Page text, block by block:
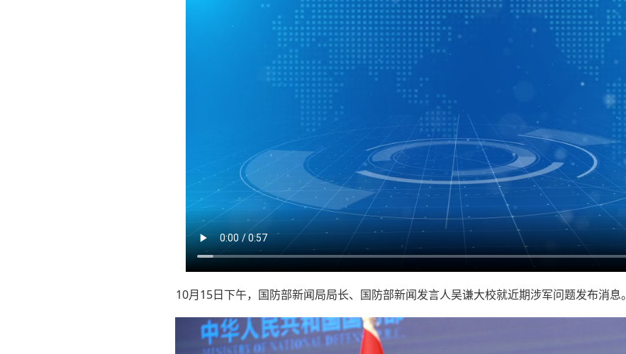
10月15日下午，国防部新闻局局长、国防部新闻发言人吴谦大校就近期涉军问题发布消息。